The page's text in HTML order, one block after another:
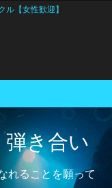
ル【女性歓迎】
弾き合い
れることを願って